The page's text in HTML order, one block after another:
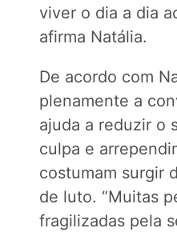
viver o dia a dia
afirma Natália.
De acordo com
plenamente a
ajuda a reduzir o
culpa e
costumam surgir
de luto. “Muitas
fragilizadas pela